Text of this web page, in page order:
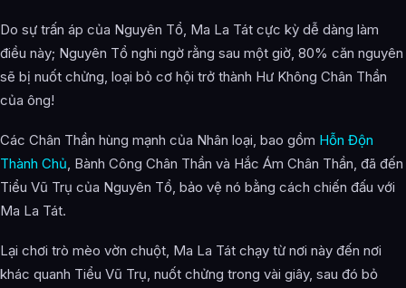
Do sự trấn áp của Nguyên Tổ, Ma La Tát cực kỳ dễ dàng làm
điều này; Nguyên Tổ nghi ngờ rằng sau một giờ, 80% căn nguyên
sẽ bị nuốt chửng, loại bỏ cơ hội trở thành Hư Không Chân Thần
của ông!
Các Chân Thần hùng mạnh của Nhân loại, bao gồm Hỗn Độn
Thành Chủ, Bành Công Chân Thần và Hắc Ám Chân Thần, đã đến
Tiểu Vũ Trụ của Nguyên Tổ, bảo vệ nó bằng cách chiến đấu với
Ma La Tát.
Lại chơi trò mèo vờn chuột, Ma La Tát chạy từ nơi này đến nơi
khác quanh Tiểu Vũ Trụ, nuốt chửng trong vài giây, sau đó bỏ